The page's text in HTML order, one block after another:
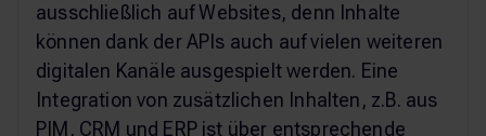
ausschließlich auf Websites, denn Inhalte
können dank der APIs auch auf vielen weiteren
digitalen Kanäle ausgespielt werden. Eine
Integration von zusätzlichen Inhalten, z.B. aus
PIM, CRM und ERP ist über entsprechende